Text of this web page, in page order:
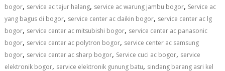
bogor, service ac tajur halang, service ac warung jambu bogor, Service ac
yang bagus di bogor, service center ac daikin bogor, service center ac lg
bogor, service center ac mitsubishi bogor, service center ac panasonic
bogor, service center ac polytron bogor, service center ac samsung
bogor, service center ac sharp bogor, Service cuci ac bogor, service
elektronik bogor, service elektronik gunung batu, sindang barang asri kel